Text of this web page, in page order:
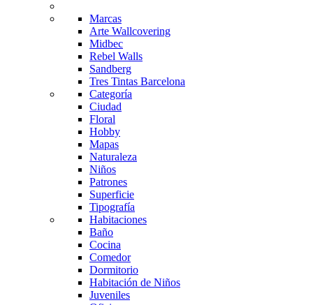
Marcas
Arte Wallcovering
Midbec
Rebel Walls
Sandberg
Tres Tintas Barcelona
Categoría
Ciudad
Floral
Hobby
Mapas
Naturaleza
Niños
Patrones
Superficie
Tipografía
Habitaciones
Baño
Cocina
Comedor
Dormitorio
Habitación de Niños
Juveniles